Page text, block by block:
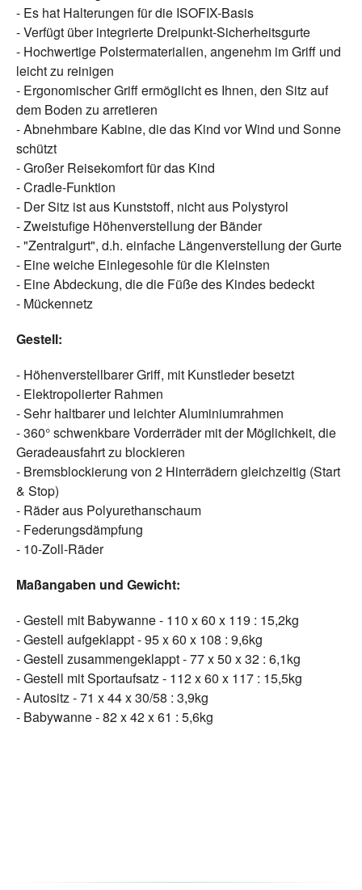
- Es hat Halterungen für die ISOFIX-Basis
- Verfügt über integrierte Dreipunkt-Sicherheitsgurte
- Hochwertige Polstermaterialien, angenehm im Griff und
leicht zu reinigen
- Ergonomischer Griff ermöglicht es Ihnen, den Sitz auf
dem Boden zu arretieren
- Abnehmbare Kabine, die das Kind vor Wind und Sonne
schützt
- Großer Reisekomfort für das Kind
- Cradle-Funktion
- Der Sitz ist aus Kunststoff, nicht aus Polystyrol
- Zweistufige Höhenverstellung der Bänder
- "Zentralgurt", d.h. einfache Längenverstellung der Gurte
- Eine weiche Einlegesohle für die Kleinsten
- Eine Abdeckung, die die Füße des Kindes bedeckt
- Mückennetz
Gestell:
- Höhenverstellbarer Griff, mit Kunstleder besetzt
- Elektropolierter Rahmen
- Sehr haltbarer und leichter Aluminiumrahmen
- 360° schwenkbare Vorderräder mit der Möglichkeit, die
Geradeausfahrt zu blockieren
- Bremsblockierung von 2 Hinterrädern gleichzeitig (Start
& Stop)
- Räder aus Polyurethanschaum
- Federungsdämpfung
- 10-Zoll-Räder
Maßangaben und Gewicht:
- Gestell mit Babywanne - 110 x 60 x 119 : 15,2kg
- Gestell aufgeklappt - 95 x 60 x 108 : 9,6kg
- Gestell zusammengeklappt - 77 x 50 x 32 : 6,1kg
- Gestell mit Sportaufsatz - 112 x 60 x 117 : 15,5kg
- Autositz - 71 x 44 x 30/58 : 3,9kg
- Babywanne - 82 x 42 x 61 : 5,6kg